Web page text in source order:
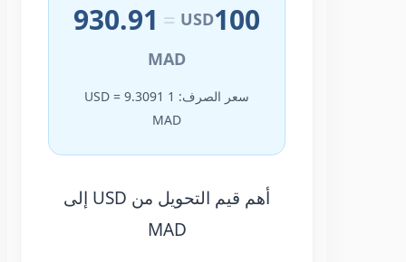
100
USD
=
930.91
MAD
سعر الصرف: 1 USD = 9.3091
أهم قيم التحويل من USD إلى
MAD